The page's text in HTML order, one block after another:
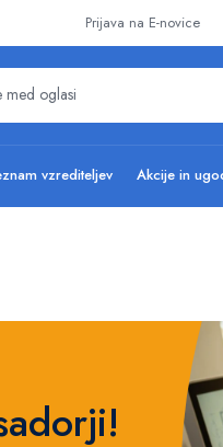
Prijava na E-novice
vzrediteljev Akcije in